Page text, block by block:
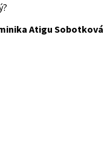
Atigu Sobotková